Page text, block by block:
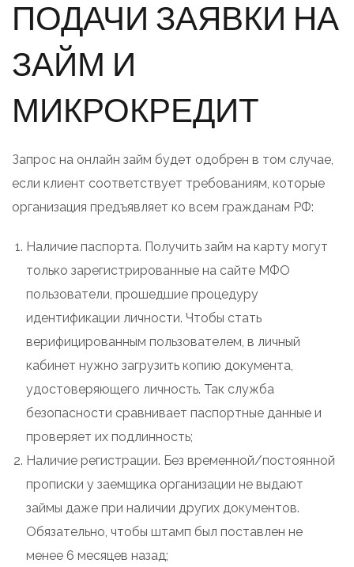
ПОДАЧИ ЗАЯВКИ НА
ЗАЙМ И
МИКРОКРЕДИТ
Запрос на онлайн займ будет одобрен в том случае,
если клиент соответствует требованиям, которые
организация предъявляет ко всем гражданам РФ:
Наличие паспорта. Получить займ на карту могут
только зарегистрированные на сайте МФО
пользователи, прошедшие процедуру
идентификации личности. Чтобы стать
верифицированным пользователем, в личный
кабинет нужно загрузить копию документа,
удостоверяющего личность. Так служба
безопасности сравнивает паспортные данные и
проверяет их подлинность;
Наличие регистрации. Без временной/постоянной
прописки у заемщика организации не выдают
займы даже при наличии других документов.
Обязательно, чтобы штамп был поставлен не
менее 6 месяцев назад;